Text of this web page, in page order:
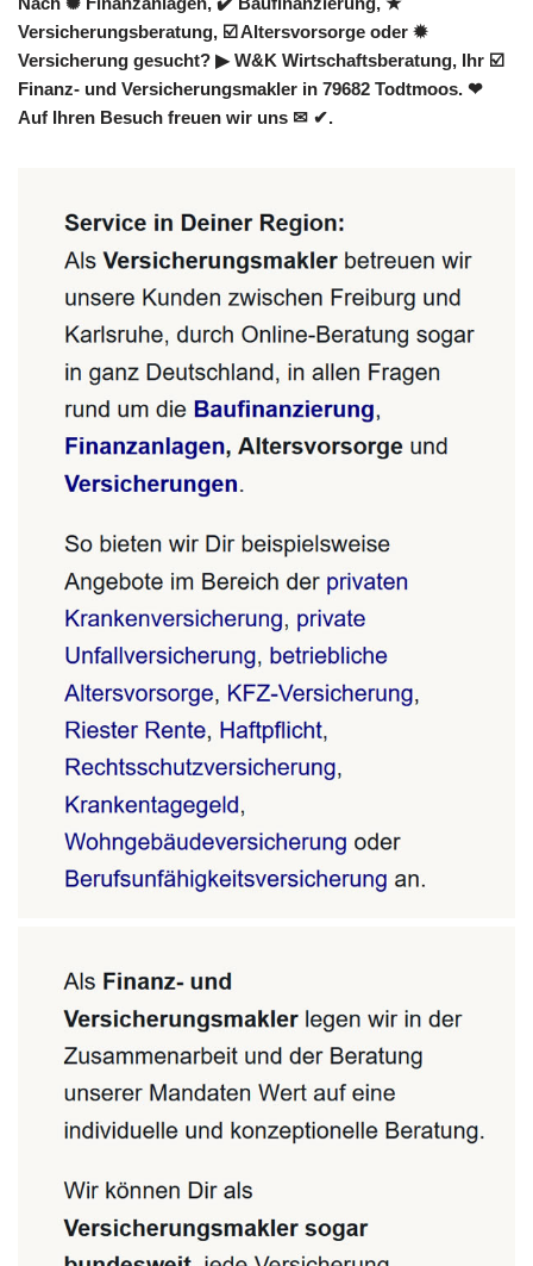
Versicherungsberatung, ☑️ Altersvorsorge oder ✹
Versicherung gesucht? ▶︎ W&K Wirtschaftsberatung, Ihr ☑️
Finanz- und Versicherungsmakler in 79682 Todtmoos. ❤
Auf Ihren Besuch freuen wir uns ✉ ✔.